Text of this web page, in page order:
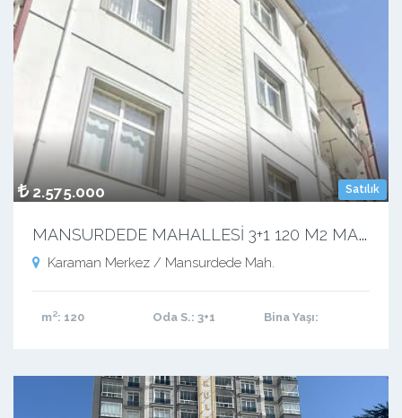
Satılık
2.575.000
M
ANSURDEDE MAHALLESİ 3+1 120 M2 MASRAFSIZ KUPON DAİRE
Karaman Merkez / Mansurdede Mah.
m²: 120 Oda S.: 3+1 Bina Yaşı: